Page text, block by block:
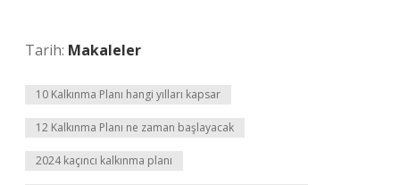
Tarih: Makaleler
10 Kalkınma Planı hangi yılları kapsar
12 Kalkınma Planı ne zaman başlayacak
2024 kaçıncı kalkınma planı